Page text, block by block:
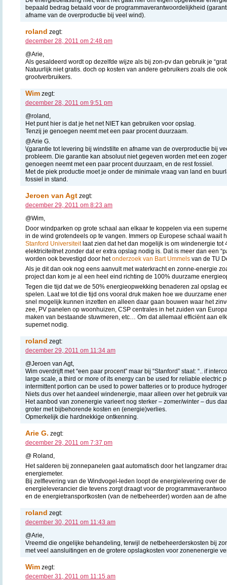
bepaald bedrag betaald voor de programmaverantwoordelijkheid
afname van de overproductie bij veel wind).
roland zegt:
december 28, 2011 om 2:48 pm
@Arie,
Als gesaldeerd wordt op dezelfde wijze als bij zon-pv dan gebruik je
Natuurlijk niet gratis. doch op kosten van andere gebruikers zoals die
grootverbruikers.
Wim zegt:
december 28, 2011 om 9:51 pm
@roland,
Het punt hier is dat je het net NIET kan gebruiken voor opslag.
Tenzij je genoegen neemt met een paar procent duurzaam.
@Arie G.
\(garantie tot levering bij windstilte en afname van de overproductie bij
probleem. Die garantie kan absoluut niet gegeven worden met een
genoegen neemt met een paar procent duurzaam, en de rest fossiel.
Met de piek productie moet je onder de minimale vraag van land en
fossiel in stand.
Jeroen van Agt zegt:
december 29, 2011 om 8:23 am
@Wim,
Door windparken op grote schaal aan elkaar te koppelen via een
in de wind grotendeels op te vangen. Immers op Europese schaal waait
Stanford Universiteitlaat zien dat het dan mogelijk is om windenergie tot
elektriciteitnet zonder dat er extra opslag nodig is. Dat is meer dan een
worden ook bevestigd door hetonderzoek van Bart Ummels van de TU
Als je dit dan ook nog eens aanvult met waterkracht en zonne-energie
project dan kom je al een heel eind richting de 100% duurzame
Tegen die tijd dat we de 50% energieopwekking benaderen zal opslag
spelen. Laat we tot die tijd ons vooral druk maken hoe we duurzame
snel mogelijk kunnen inzetten en alleen daar gaan bouwen waar het
zee, PV panelen op woonhuizen, CSP centrales in het zuiden van
maken van bestaande stuwmeren, etc… Om dat allemaal efficiënt aan
supernet nodig.
roland zegt:
december 29, 2011 om 11:34 am
@Jeroen van Agt,
Wim overdrijft met “een paar procent” maar bij “Stanford” staat: “.. if
large scale, a third or more of its energy can be used for reliable electric
intermittent portion can be used to power batteries or to produce
Niets dus over het aandeel windenergie, maar alleen over het gebruik
Het aanbod van zonenergie varieert nog sterker – zomer/winter – dus
groter met bijbehorende kosten en (energie)verlies.
Opmerkelijk die hardnekkige ontkenning.
Arie G. zegt:
december 29, 2011 om 7:37 pm
@ Roland,
Het salderen bij zonnepanelen gaat automatisch door het langzamer
energiemeter.
Bij zelflevering van de Windvogel-leden loopt de energielevering over
energieleverancier die tevens zorgt draagt voor de
en de energietransportkosten (van de netbeheerder) worden aan de
roland zegt:
december 30, 2011 om 11:43 am
@Arie,
Vreemd die ongelijke behandeling, terwijl de netbeheerderskosten bij
met veel aansluitingen en de grotere opslagkosten voor zonenenergie
Wim zegt:
december 31, 2011 om 11:15 am